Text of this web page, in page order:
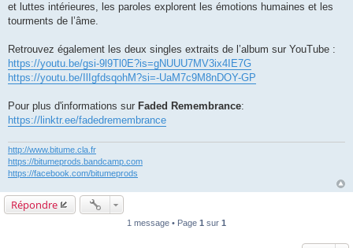
et luttes intérieures, les paroles explorent les émotions humaines et les
tourments de l’âme.
Retrouvez également les deux singles extraits de l’album sur YouTube :
https://youtu.be/gsi-9l9Tl0E?is=gNUUU7MV3ix4IE7G
https://youtu.be/IlIgfdsqohM?si=-UaM7c9M8nDOY-GP
Pour plus d'informations sur Faded Remembrance:
https://linktr.ee/fadedremembrance
http://www.bitume.cla.fr
https://bitumeprods.bandcamp.com
https://facebook.com/bitumeprods
Répondre
1 message • Page 1 sur 1